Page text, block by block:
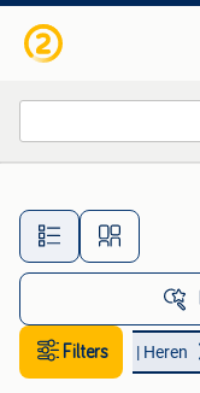
Filters
Kleding | Heren